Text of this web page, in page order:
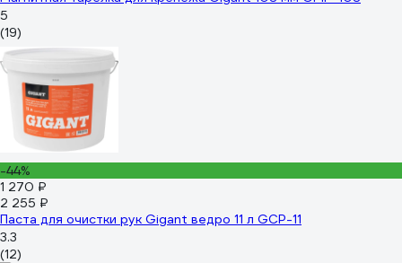
5
(19)
-44%
1 270 ₽
2 255 ₽
Паста для очистки рук Gigant ведро 11 л GCP-11
3.3
(12)